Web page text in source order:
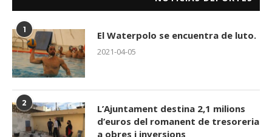
1 El Waterpolo se encuentra de luto.
2021-04-05
2
L’Ajuntament destina 2,1 milions
d’euros del romanent de tresoreria
a obres i inversions